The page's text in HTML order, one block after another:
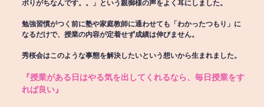
ボりがちなんです。。」という親御様の声をよく耳にしました。
勉強習慣がつく前に塾や家庭教師に通わせても「わかったつもり」に
なるだけで、授業の内容が定着せず成績は伸びません。
秀桜会はこのような事態を解決したいという想いから生まれました。
『授業がある日はやる気を出してくれるなら、毎日授業をす
れば良い』